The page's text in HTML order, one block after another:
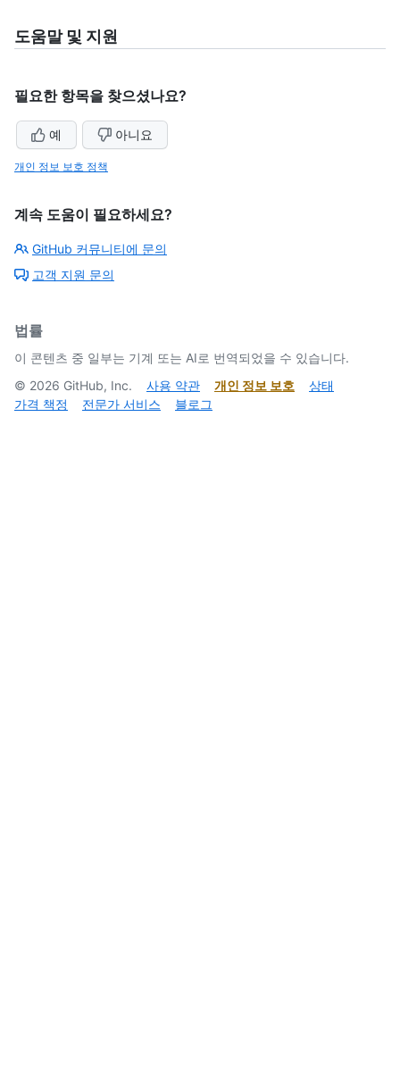
도움말 및 지원
필요한 항목을 찾으셨나요?
예 아니요
개인 정보 보호 정책
계속 도움이 필요하세요?
GitHub 커뮤니티에 문의
고객 지원 문의
법률
이 콘텐츠 중 일부는 기계 또는 AI로 번역되었을 수 있습니다.
© 2026 GitHub, Inc. 사용 약관 개인 정보 보호
상태
가격 책정
전문가 서비스 블로그